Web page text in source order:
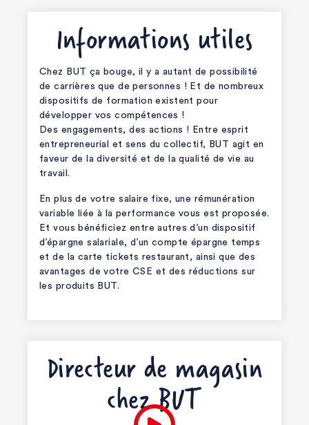
Informations utiles
Chez BUT ça bouge, il y a autant de possibilité
de carrières que de personnes ! Et de nombreux
dispositifs de formation existent pour
développer vos compétences !
Des engagements, des actions ! Entre esprit
entrepreneurial et sens du collectif, BUT agit en
faveur de la diversité et de la qualité de vie au
travail.
En plus de votre salaire fixe, une rémunération
variable liée à la performance vous est proposée.
Et vous bénéficiez entre autres d’un dispositif
d’épargne salariale, d’un compte épargne temps
et de la carte tickets restaurant, ainsi que des
avantages de votre CSE et des réductions sur
les produits BUT.
Directeur de magasin
chez BUT